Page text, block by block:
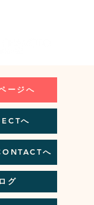
ージへ
へ
へ
グ